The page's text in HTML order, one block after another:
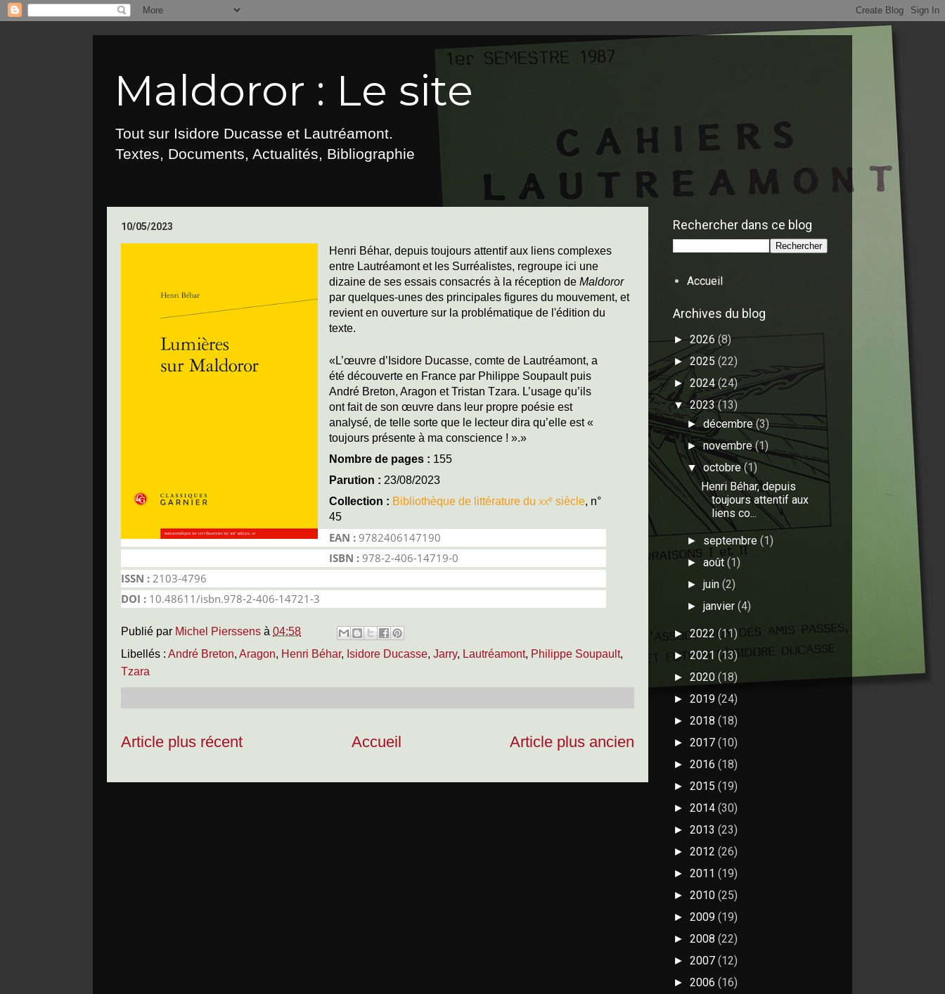
Maldoror : Le site
Tout sur Isidore Ducasse et Lautréamont.
Textes, Documents, Actualités, Bibliographie
10/05/2023
Henri Béhar, depuis toujours attentif aux liens complexes
entre Lautréamont et les Surréalistes, regroupe ici une
dizaine de ses essais consacrés à la réception de Maldoror
par quelques-unes des principales figures du mouvement, et
revient en ouverture sur la problématique de l'édition du
texte.
«L’œuvre d’Isidore Ducasse, comte de Lautréamont, a
été découverte en France par Philippe Soupault puis
André Breton, Aragon et Tristan Tzara. L’usage qu’ils
ont fait de son œuvre dans leur propre poésie est
analysé, de telle sorte que le lecteur dira qu’elle est «
toujours présente à ma conscience ! ».»
Nombre de pages : 155
Parution : 23/08/2023
Collection : Bibliothèque de littérature du xxe siècle, n°
45
EAN : 9782406147190
ISBN : 978-2-406-14719-0
ISSN : 2103-4796
DOI : 10.48611/isbn.978-2-406-14721-3
Publié par Michel Pierssens à 04:58
Libellés : André Breton, Aragon, Henri Béhar, Isidore Ducasse, Jarry, Lautréamont, Philippe Soupault,
Tzara
Article plus récent Article plus ancien
Accueil
Rechercher dans ce blog
Accueil
Archives du blog
►2026(8)
►2025 (22)
► 2024(24)
▼2023(13)
►décembre(3)
►novembre(1)
▼octobre(1)
Henri Béhar, depuis
toujours attentif aux
liens co...
► septembre(1)
►août(1)
►juin(2)
►janvier(4)
► 2022(11)
►2021 (13)
► 2020 (18)
► 2019 (24)
► 2018 (18)
► 2017 (10)
► 2016 (18)
► 2015 (19)
► 2014 (30)
► 2013 (23)
► 2012 (26)
► 2011 (19)
► 2010 (25)
► 2009 (19)
► 2008 (22)
► 2007 (12)
► 2006 (16)